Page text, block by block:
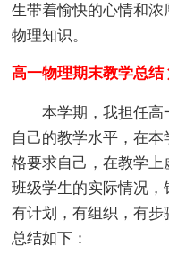
生带着愉快的心情和
物理知识。
高一物理期末教学总结
本学期，我担任高
自己的教学水平，在
格要求自己，在教学
班级学生的实际情况
有计划，有组织，有
总结如下：